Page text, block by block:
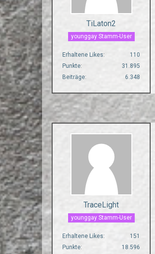
TiLaton2
younggay Stamm-User
Erhaltene Likes
110
Punkte
31.895
Beiträge
6.348
TraceLight
younggay Stamm-User
Erhaltene Likes
151
Punkte
18.596